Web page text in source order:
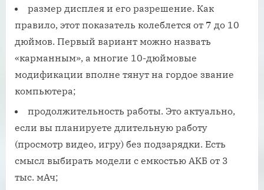
размер дисплея и его разрешение. Как
правило, этот показатель колеблется от 7 до 10
дюймов. Первый вариант можно назвать
«карманным», а многие 10-дюймовые
модификации вполне тянут на гордое звание
компьютера;
продолжительность работы. Это актуально,
если вы планируете длительную работу
(просмотр видео, игру) без подзарядки. Есть
смысл выбирать модели с емкостью АКБ от 3
тыс. мАч;